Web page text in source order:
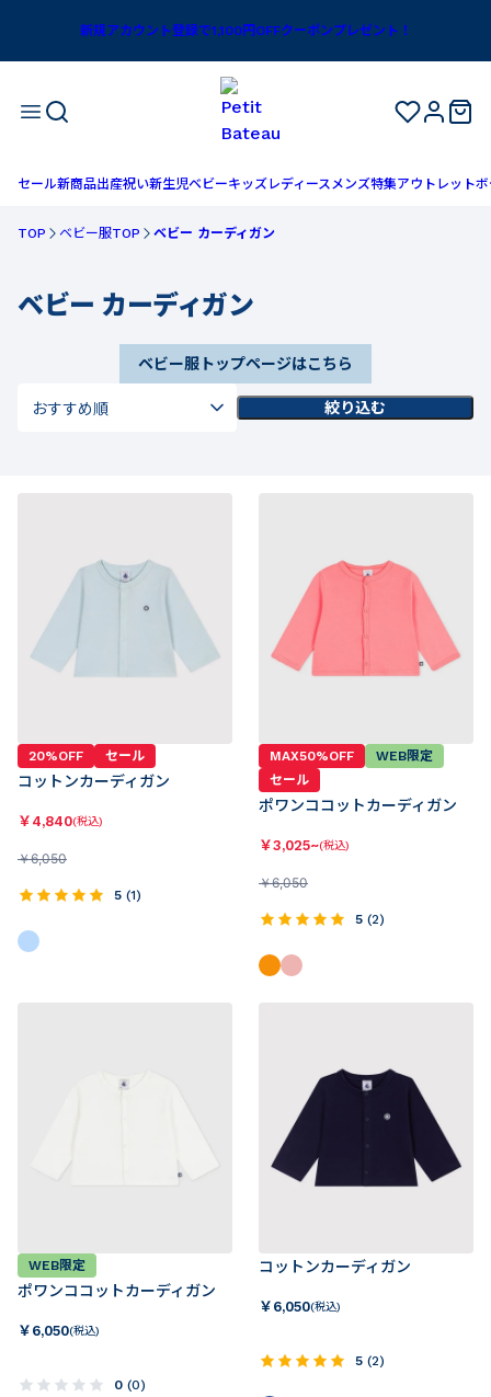
新規アカウント登録で1,100円OFFクーポンプレゼント！
セール新商品出産祝い新生児ベビーキッズ レディースメンズ特集アウトレットボ
TOP ベビー服TOP ベビー カーディガン
ベビー カーディガン
ベビー服トップページはこちら
絞り込む
20%OFF セール
コットンカーディガン
￥ 4,840(税込)
￥6,050
5 (1)
MAX50%OFF
WEB限定
セール
ポワンココットカーディガン
￥3,025~(税込)
￥6,050
5 (2)
WEB限定
ポワンココットカーディガン
￥ 6,050(税込)
0 (0)
コットンカーディガン
￥ 6,050(税込)
5 (2)